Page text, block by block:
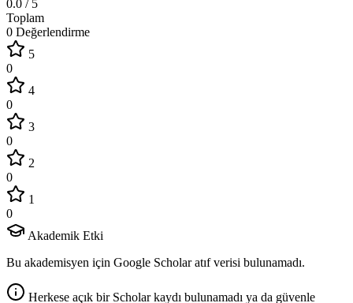
0.0 / 5
Toplam
0 Değerlendirme
5
0
4
0
3
0
2
0
1
0
Akademik Etki
Bu akademisyen için Google Scholar atıf verisi bulunamadı.
Herkese açık bir Scholar kaydı bulunamadı ya da güvenle